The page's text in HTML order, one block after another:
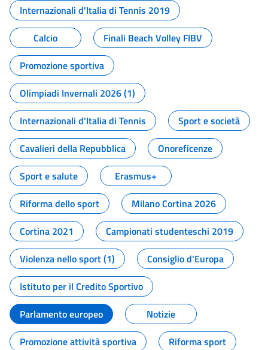
Internazionali d'Italia di Tennis 2019
Calcio
Finali Beach Volley FIBV
Promozione sportiva
Olimpiadi Invernali 2026 (1)
Internazionali d'Italia di Tennis
Sport e società
Cavalieri della Repubblica
Onoreficenze
Sport e salute
Erasmus+
Riforma dello sport
Milano Cortina 2026
Cortina 2021
Campionati studenteschi 2019
Violenza nello sport (1)
Consiglio d'Europa
Istituto per il Credito Sportivo
Parlamento europeo
Notizie
Promozione attività sportiva
Riforma sport